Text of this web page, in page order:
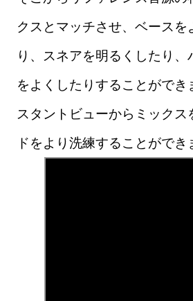
クスとマッチさせ、ベースを
り、スネアを明るくしたり
をよくしたりすることができ
スタントビューからミックス
ドをより洗練することができ